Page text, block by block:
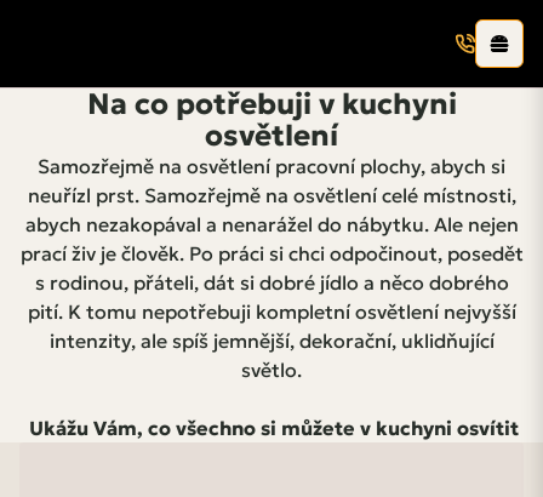
Na co potřebuji v kuchyni
osvětlení
Samozřejmě na osvětlení pracovní plochy, abych si
neuřízl prst. Samozřejmě na osvětlení celé místnosti,
abych nezakopával a nenarážel do nábytku. Ale nejen
prací živ je člověk. Po práci si chci odpočinout, posedět
s rodinou, přáteli, dát si dobré jídlo a něco dobrého
pití. K tomu nepotřebuji kompletní osvětlení nejvyšší
intenzity, ale spíš jemnější, dekorační, uklidňující
světlo.
Ukážu Vám, co všechno si můžete v kuchyni osvítit